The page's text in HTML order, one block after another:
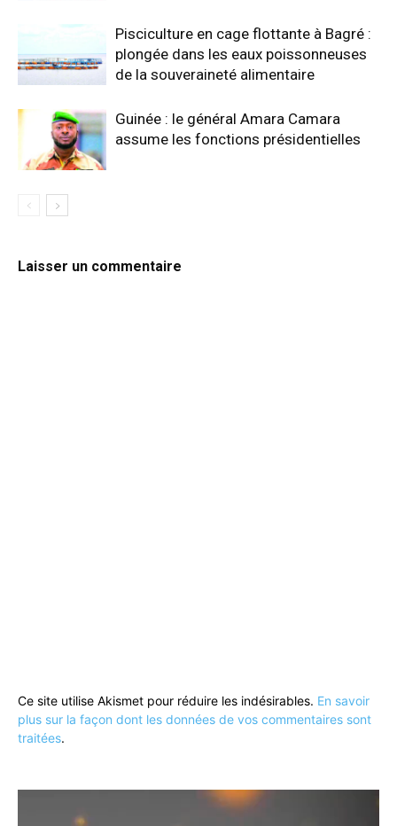
Pisciculture en cage flottante à Bagré :
plongée dans les eaux poissonneuses
de la souveraineté alimentaire
Guinée : le général Amara Camara
assume les fonctions présidentielles
Laisser un commentaire
Ce site utilise Akismet pour réduire les indésirables. En savoir
plus sur la façon dont les données de vos commentaires sont
traitées.